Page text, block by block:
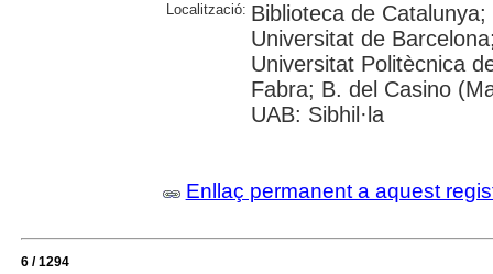
Localització: Biblioteca de
Universitat de
Universitat Politècnica
Fabra; B. del Casino
UAB: Sibhil·la
Enllaç permanent a aquest
6 / 1294